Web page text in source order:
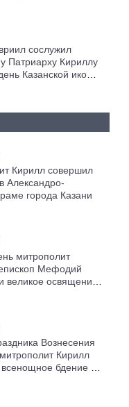
сослужил
Патриарху Кириллу
Казанской иконы
Кирилл совершил
Александро-
города Казани
митрополит
Мефодий
великое освящение
Вознесения
Кирилл
бдение в